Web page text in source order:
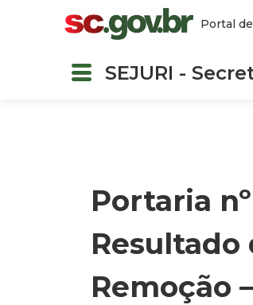
Portal
SEJURI -
Portaria
Resultado
Remoção